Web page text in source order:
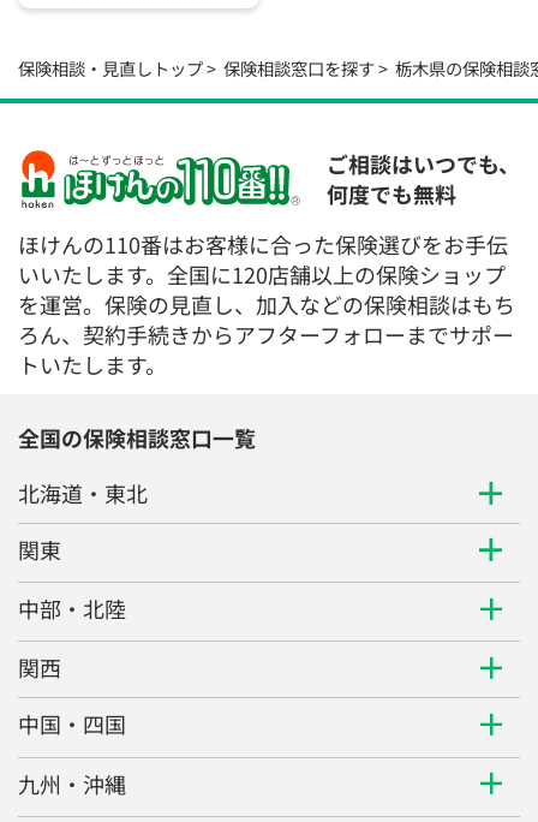
保険相談・見直しトップ 保険相談窓口を探す 栃木県の保険相談
ご相談はいつでも、
何度でも無料
ほけんの110番はお客様に合った保険選びをお手伝
いいたします。全国に120店舗以上の保険ショップ
を運営。保険の見直し、加入などの保険相談はもち
ろん、契約手続きからアフターフォローまでサポー
トいたします。
全国の保険相談窓口一覧
北海道・東北
関東
中部・北陸
関西
中国・四国
九州・沖縄